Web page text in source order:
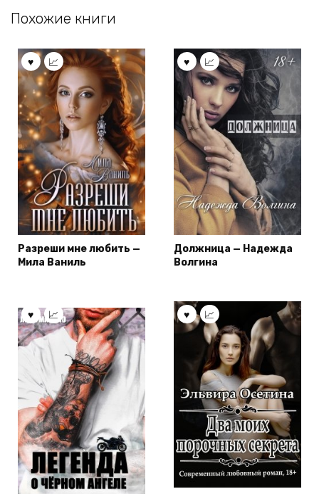
Похожие книги
Разреши мне любить —
Мила Ваниль
Должница — Надежда
Волгина